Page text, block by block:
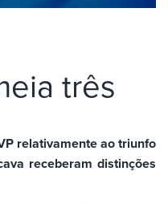
três
relativamente ao triunfo
receberam distinções